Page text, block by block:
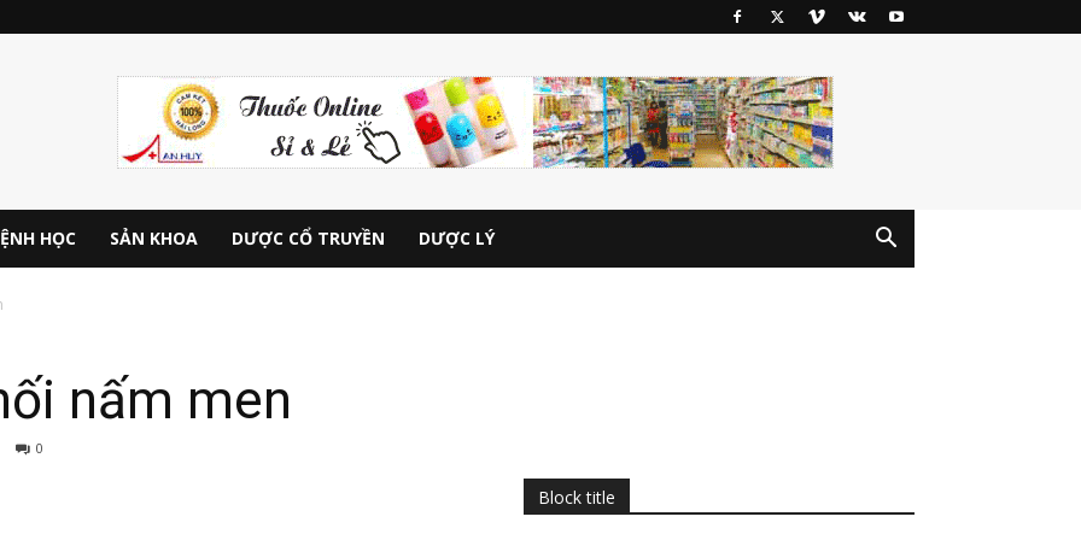
HỌC SẢN KHOA DƯỢC CỔ TRUYỀN DƯỢC LÝ
nấm men
0
Block title